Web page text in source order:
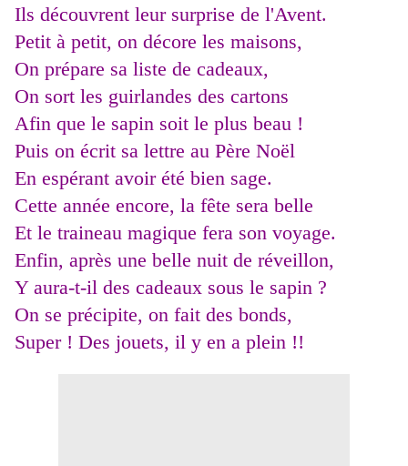
Ils découvrent leur surprise de l'Avent.
Petit à petit, on décore les maisons,
On prépare sa liste de cadeaux,
On sort les guirlandes des cartons
Afin que le sapin soit le plus beau !
Puis on écrit sa lettre au Père Noël
En espérant avoir été bien sage.
Cette année encore, la fête sera belle
Et le traineau magique fera son voyage.
Enfin, après une belle nuit de réveillon,
Y aura-t-il des cadeaux sous le sapin ?
On se précipite, on fait des bonds,
Super ! Des jouets, il y en a plein !!